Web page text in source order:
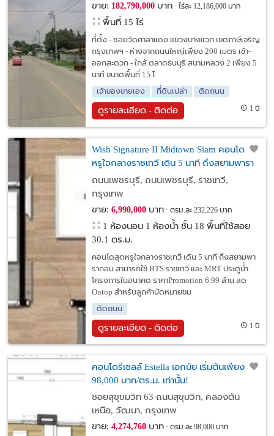
ขาย: 182,790,000บาท ไร่ละ 12,186,000 บาท
พื้นที่ 15 ไร่
ที่ตั้ง - ซอยวัดศาลาแดง แขวงบางแวก เขตภาษีเจริญ
กรุงเทพฯ - ห่างจากถนนใหญ่เพียง 200 เมตร เข้า-
ออกสะดวก - ใกล้ ตลาดธนบุรี สนามหลวง 2 เพียง 5
นาที ขนาดพื้นที่ 15 ไ
เจ้าของขายเอง
ที่ดินเปล่า ติดถนน
ดูรายละเอียด - ติดต่อ 1 ปี
Wish Signature II Midtown Siam คอนโดสุด
หรูใจกลางราชเทวี เดิน 5 นาที ถึงสยามพารา
กอน
ถนนเพชรบุรี, ถนนเพชรบุรี, ราชเทวี,
กรุงเทพ
ขาย: 6,990,000บาท ตรม.ละ 232,226 บาท
1 ห้องนอน 1 ห้องน้ำ ชั้น 18 พื้นที่ใช้สอย
30.1 ตร.ม.
คอนโดสุดหรูใจกลางราชเทวี เดิน 5 นาที ถึงสยามพา
รากอน สามารถใช้ BTS ราชเทวี และ MRT ประตูน้ำ
โครงการในอนาคต ราคาPromotion 6.99 ล้าน ลด
Ontop สำหรับลูกค้านัดหมายชม
ติดถนน
ดูรายละเอียด - ติดต่อ 1 ปี
คอนโดรีเซลล์ Estella เอกมัย เริ่มต้นเพียง
98,000 บาท/ตร.ม. เท่านั้น!
ซอยสุขุขมวิท 63 ถนนสุขุมวิท, คลองตัน
เหนือ, วัฒนา, กรุงเทพ
ขาย: 4,274,760บาท ตรม.ละ 98,000 บาท